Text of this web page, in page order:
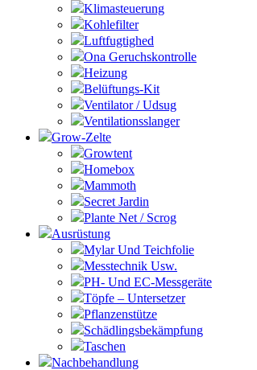
Klimasteuerung
Kohlefilter
Luftfugtighed
Ona Geruchskontrolle
Heizung
Belüftungs-Kit
Ventilator / Udsug
Ventilationsslanger
Grow-Zelte
Growtent
Homebox
Mammoth
Secret Jardin
Plante Net / Scrog
Ausrüstung
Mylar Und Teichfolie
Messtechnik Usw.
PH- Und EC-Messgeräte
Töpfe – Untersetzer
Pflanzenstütze
Schädlingsbekämpfung
Taschen
Nachbehandlung